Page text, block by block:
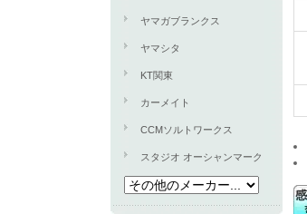
ヤマガブランクス
ヤマシタ
KT関東
カーメイト
CCMソルトワークス
スタジオ オーシャンマーク